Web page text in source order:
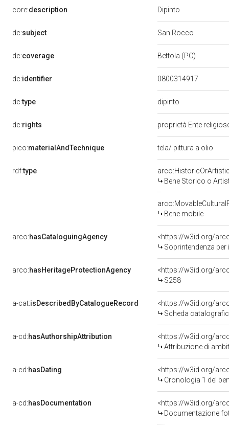
core:description Dipinto
dc:subject San Rocco
dc:coverage Bettola (PC)
dc:identifier 0800314917
dc:type dipinto
dc:rights proprietà Ente
pico:materialAndTechnique tela/ pittura a olio
rdf:type
Bene Storico o
Bene mobile
arco:hasCataloguingAgency
<https://w3id.org/
Soprintendenza
arco:hasHeritageProtectionAgency
<https://w3id.org/
S258
a-cat:isDescribedByCatalogueRecord
<https://w3id.org/
Scheda
a-cd:hasAuthorshipAttribution
<https://w3id.org/
Attribuzione di
a-cd:hasDating
<https://w3id.org/
Cronologia 1 del
a-cd:hasDocumentation
Documentazione